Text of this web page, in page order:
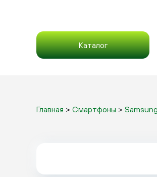
Каталог
Главная > Смартфоны >